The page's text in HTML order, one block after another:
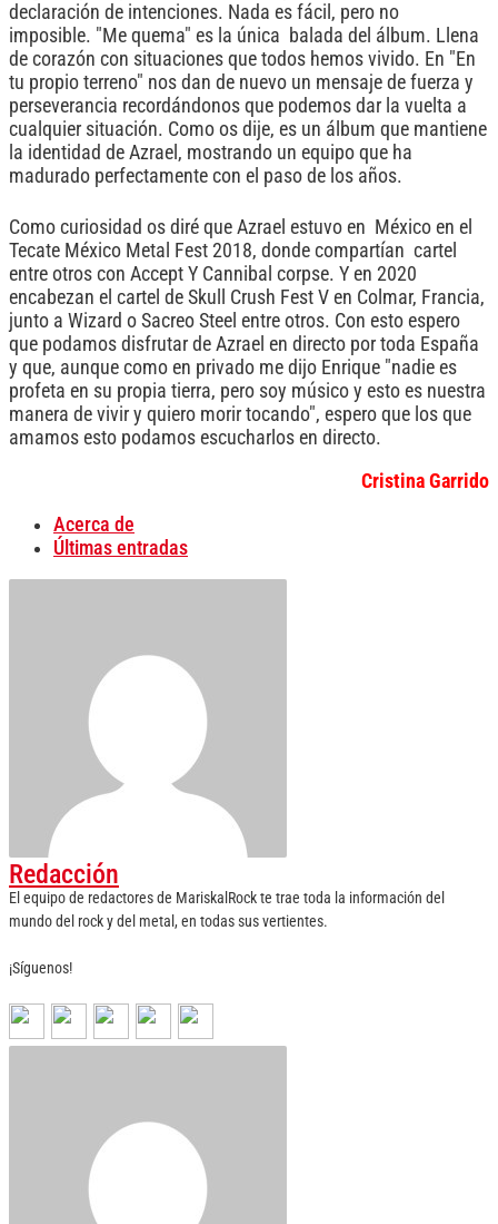
declaración de intenciones. Nada es fácil, pero no
imposible. "Me quema" es la única balada del álbum. Llena
de corazón con situaciones que todos hemos vivido. En "En
tu propio terreno" nos dan de nuevo un mensaje de fuerza y
perseverancia recordándonos que podemos dar la vuelta a
cualquier situación. Como os dije, es un álbum que mantiene
la identidad de Azrael, mostrando un equipo que ha
madurado perfectamente con el paso de los años.
Como curiosidad os diré que Azrael estuvo en México en el
Tecate México Metal Fest 2018, donde compartían cartel
entre otros con Accept Y Cannibal corpse. Y en 2020
encabezan el cartel de Skull Crush Fest V en Colmar, Francia,
junto a Wizard o Sacreo Steel entre otros. Con esto espero
que podamos disfrutar de Azrael en directo por toda España
y que, aunque como en privado me dijo Enrique "nadie es
profeta en su propia tierra, pero soy músico y esto es nuestra
manera de vivir y quiero morir tocando", espero que los que
amamos esto podamos escucharlos en directo.
Cristina Garrido
Acerca de
Últimas entradas
Redacción
El equipo de redactores de MariskalRock te trae toda la información del
mundo del rock y del metal, en todas sus vertientes.
¡Síguenos!